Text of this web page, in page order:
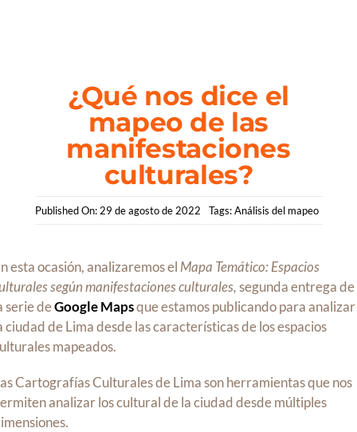
¿Qué nos dice el
mapeo de las
manifestaciones
culturales?
Published On: 29 de agosto de 2022 Tags:Análisis del mapeo
esta ocasión, analizaremos el Mapa Temático: Espacios
según manifestaciones culturales,segunda entrega de
serie deGoogle Mapsque estamos publicando para analizar
ciudad de Lima desde las características de los espacios
mapeados.
Cartografías Culturales de Lima son herramientas que nos
analizar los cultural de la ciudad desde múltiples